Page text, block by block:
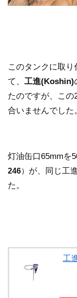
このタンクに取
て、 工進(Koshin)
たのですが、この
合いませんでした
灯油缶口65mmを
246） が、同じ工
た。
工